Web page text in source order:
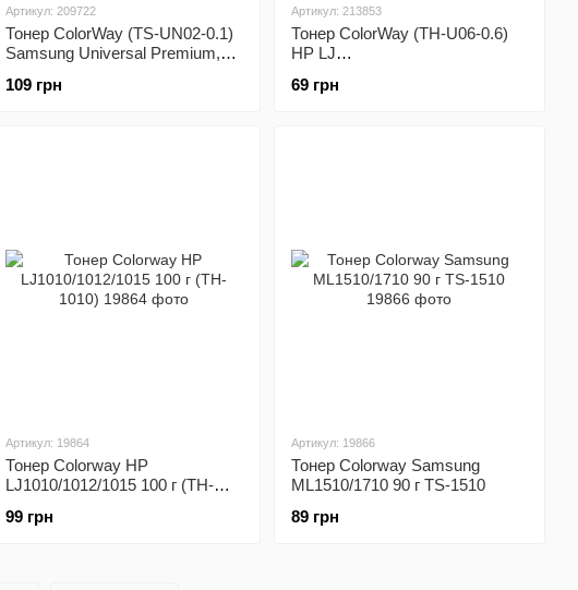
Артикул: 209722
Тонер ColorWay (TS-UN02-0.1)
Samsung Universal Premium,
109 грн
Артикул: 213853
Тонер ColorWay (TH-U06-0.6)
HP LJ
Premium, 60г
69 грн
Артикул: 19864
Тонер Colorway HP
LJ1010/1012/1015 100 г (TH-
99 грн
Артикул: 19866
Тонер Colorway Samsung
ML1510/1710 90 г TS-1510
89 грн